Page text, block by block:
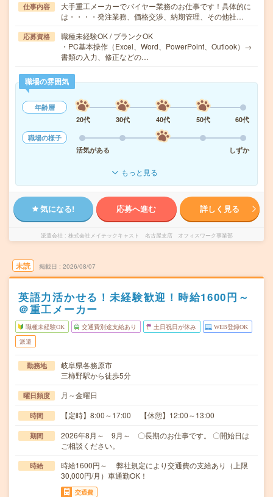
仕事内容
大手重工メーカーでバイヤー業務のお仕事です！具体的に
は・・・・発注業務、価格交渉、納期管理、その他社…
応募資格
職種未経験OK / ブランクOK
・PC基本操作（Excel、Word、PowerPoint、Outlook）→
書類の入力、修正などの…
職場の雰囲気
年齢層
20代
30代 40代 50代
60代
職場の様子
活気がある
しずか
もっと見る
気になる! 応募へ進む 詳しく見る
派遣会社 株式会社メイテックキャスト 名古屋支店 オフィスワーク事業部
未読 掲載日 2026/08/07
英語力活かせる！未経験歓迎！時給1600円～
＠重工メーカー
職種未経験OK 交通費別途支給あり 土日祝日が休み WEB登録OK
派遣
勤務地
岐阜県各務原市
三柿野駅から徒歩5分
曜日頻度 月～金曜日
時間 【定時】8:00～17:00 【休憩】12:00～13:00
期間
2026年8月～ 9月～ 〇長期のお仕事です。 〇開始日は
ご相談ください。
時給
時給1600円～ 弊社規定により交通費の支給あり（上限
30,000円/月）車通勤OK！
交通費